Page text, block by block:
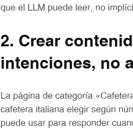
que el LLM puede leer, no
2. Crear
intenciones, no
La página de categoría
cafetera italiana elegir según
puede usar para responder